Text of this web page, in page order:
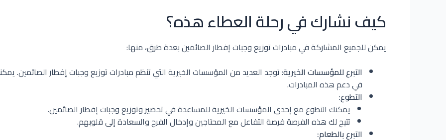
كيف نشارك في رحلة العطاء هذه؟
يمكن للجميع المشاركة في مبادرات توزيع وجبات إفطار الصائمين بعدة طرق، منها:
التبرع للمؤسسات الخيرية: توجد العديد من المؤسسات الخيرية التي تنظم مبادرات توزيع وجبات إفطار الصائمين.
في دعم هذه المبادرات.
التطوع:
يمكنك التطوع مع إحدى المؤسسات الخيرية للمساعدة في تحضير وتوزيع وجبات إفطار الصائمين.
تتيح لك هذه الفرصة فرصة التفاعل مع المحتاجين وإدخال الفرح والسعادة إلى قلوبهم.
التبرع بالطعام: